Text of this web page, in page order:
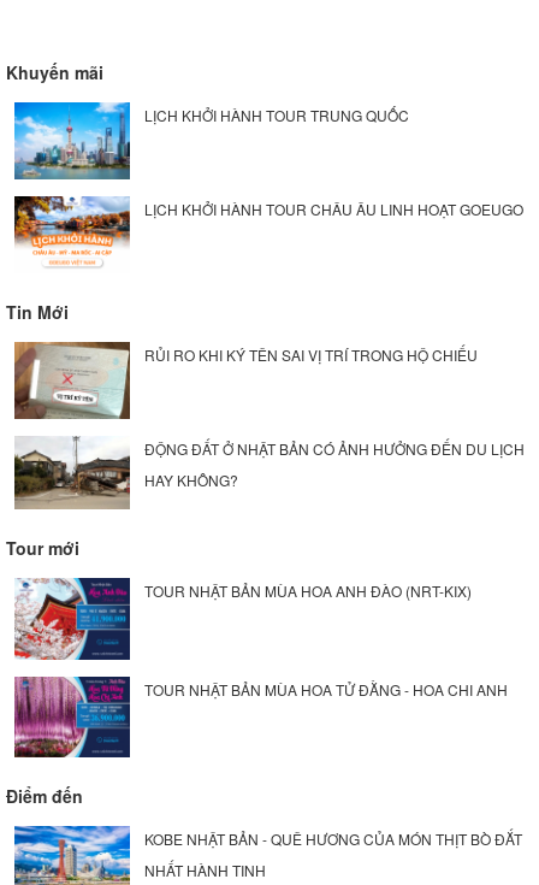
Khuyến mãi
LỊCH KHỞI HÀNH TOUR TRUNG QUỐC
LỊCH KHỞI HÀNH TOUR CHÂU ÂU LINH HOẠT GOEUGO
Tin Mới
RỦI RO KHI KÝ TÊN SAI VỊ TRÍ TRONG HỘ CHIẾU
ĐỘNG ĐẤT Ở NHẬT BẢN CÓ ẢNH HƯỞNG ĐẾN DU LỊCH
HAY KHÔNG?
Tour mới
TOUR NHẬT BẢN MÙA HOA ANH ĐÀO (NRT-KIX)
TOUR NHẬT BẢN MÙA HOA TỬ ĐẰNG - HOA CHI ANH
Điểm đến
KOBE NHẬT BẢN - QUÊ HƯƠNG CỦA MÓN THỊT BÒ ĐẮT
NHẤT HÀNH TINH